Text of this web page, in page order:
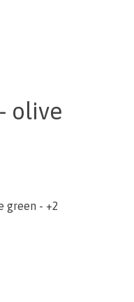
olive
green - +2